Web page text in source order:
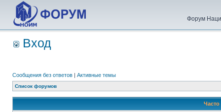
Форум
Вход
Сообщения без ответов | Активные темы
Список форумов